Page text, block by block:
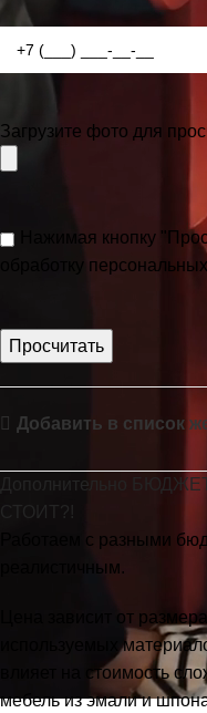
Загрузите фото для
Нажимая кнопку
обработку
Добавить в список
Дополнительно
СТОИТ?!
Работаем с разными
реалистичным.
Цена зависит от
используемых
влияет на стоимость
мебель из эмали и